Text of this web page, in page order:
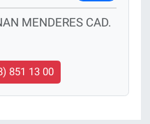
MENDERES CAD.
851 13 00